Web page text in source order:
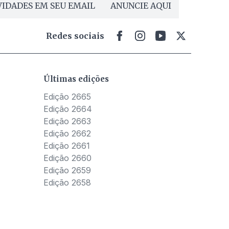
EM SEU EMAIL ANUNCIE AQUI
Redes sociais
Últimas edições
Edição 2665
Edição 2664
Edição 2663
Edição 2662
Edição 2661
Edição 2660
Edição 2659
Edição 2658